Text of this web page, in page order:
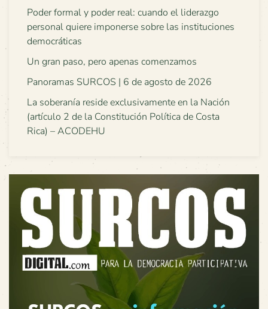
Poder formal y poder real: cuando el liderazgo
personal quiere imponerse sobre las instituciones
democráticas
Un gran paso, pero apenas comenzamos
Panoramas SURCOS | 6 de agosto de 2026
La soberanía reside exclusivamente en la Nación
(artículo 2 de la Constitución Política de Costa
Rica) – ACODEHU